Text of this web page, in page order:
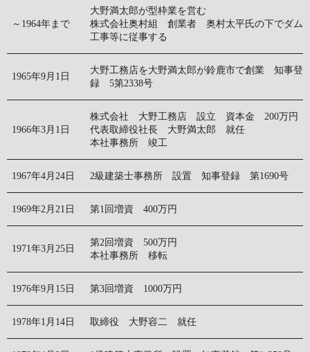
～1964年まで
大野満太郎が型枠業を営む
株式会社奥村組 創業者 奥村太平氏の下でダム
工事等に従事する
1965年9月1日
大野工務店を大野満太郎が鈴鹿市で創業 知事登
録 5第2338号
1966年3月1日
株式会社 大野工務店 設立 資本金 200万円
代表取締役社長 大野満太郎 就任
本社事務所 竣工
1967年4月24日 2級建築士事務所 設置 知事登録 第1690号
1969年2月21日 第1回増資 400万円
1971年3月25日
第2回増資 500万円
本社事務所 移転
1976年9月15日 第3回増資 1000万円
1978年1月14日 取締役 大野容二 就任